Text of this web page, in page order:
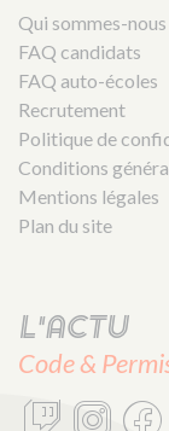
Qui sommes-nous
FAQ candidats
FAQ auto-écoles
Recrutement
Politique de
Conditions
Mentions légales
Plan du site
L'actu
Code &